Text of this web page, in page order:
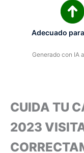
Adecuado
Generado con IA
CUIDA TU
2023